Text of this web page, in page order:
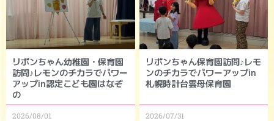
リボンちゃん幼稚園・保育園
訪問♪レモンのチカラでパワー
アップin認定こども園はなぞ
の
2026/08/01
リボンちゃん保育園訪問♪レモ
ンのチカラでパワーアップin
札幌時計台雲母保育園
2026/07/31